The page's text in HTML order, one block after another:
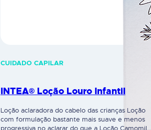
CUIDADO CAPILAR
INTEA® Loção Louro Infantil
Loção aclaradora do cabelo das crianças Loção
com formulação bastante mais suave e menos